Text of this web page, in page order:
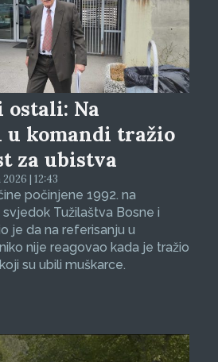
ostali: Na
komandi tražio
za ubistva
| 12:43
počinjene 1992. na
Tužilaštva Bosne i
je da na referisanju u
nije reagovao kada je tražio
su ubili muškarce.